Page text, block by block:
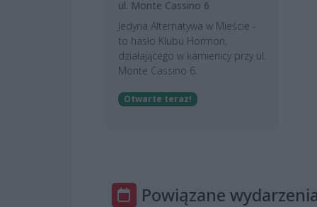
ul. Monte Cassino 6
Jedyna Alternatywa w Mieście -
to hasło Klubu Hormon,
działającego w kamienicy przy ul.
Monte Cassino 6.
Otwarte teraz!
Powiązane